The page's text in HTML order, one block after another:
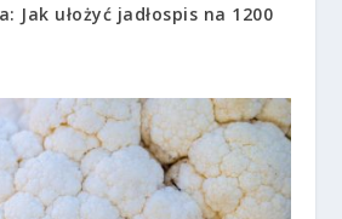
Jak ułożyć jadłospis na 1200